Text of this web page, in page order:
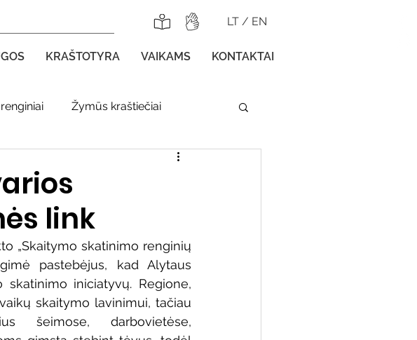
LT / EN
KRAŠTOTYRA VAIKAMS KONTAKTAI
Žymūs kraštiečiai
Kilnojamos parodos
Naujos knygos vaikams
renginiai
link
„Skaitymo skatinimo renginių
pastebėjus, kad Alytaus
iniciatyvų. Regione,
skaitymo lavinimui, tačiau
šeimose, darbovietėse,